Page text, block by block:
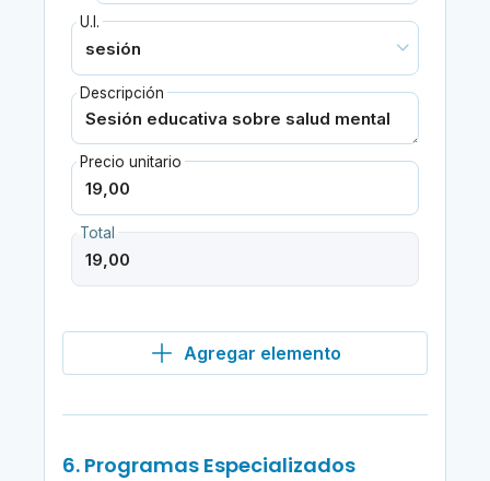
U.I.
Descripción
Precio unitario
Total
Agregar elemento
6. Programas Especializados